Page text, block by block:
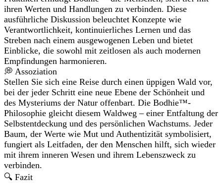
ihren Werten und Handlungen zu verbinden. Diese
ausführliche Diskussion beleuchtet Konzepte wie
Verantwortlichkeit, kontinuierliches Lernen und das
Streben nach einem ausgewogenen Leben und bietet
Einblicke, die sowohl mit zeitlosen als auch modernen
Empfindungen harmonieren.
💭 Assoziation
Stellen Sie sich eine Reise durch einen üppigen Wald vor,
bei der jeder Schritt eine neue Ebene der Schönheit und
des Mysteriums der Natur offenbart. Die Bodhie™-
Philosophie gleicht diesem Waldweg – einer Entfaltung der
Selbstentdeckung und des persönlichen Wachstums. Jeder
Baum, der Werte wie Mut und Authentizität symbolisiert,
fungiert als Leitfaden, der den Menschen hilft, sich wieder
mit ihrem inneren Wesen und ihrem Lebenszweck zu
verbinden.
🔍 Fazit